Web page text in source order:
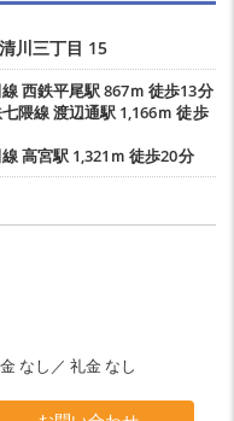
清川三丁目 15
西鉄平尾駅867ｍ 徒歩13分
隈線渡辺通駅 1,166ｍ 徒歩
高宮駅1,321ｍ 徒歩20分
なし／ 礼金 なし